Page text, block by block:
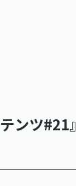
ンツ